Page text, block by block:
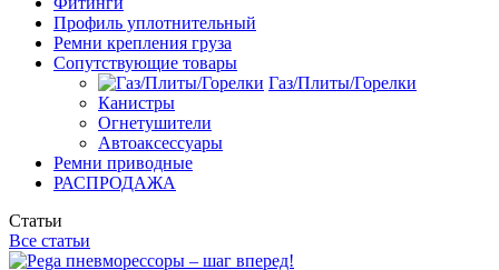
Профиль уплотнительный
Ремни крепления груза
Сопутствующие товары
Газ/Плиты/Горелки
Канистры
Огнетушители
Автоаксессуары
Ремни приводные
РАСПРОДАЖА
Статьи
Все статьи